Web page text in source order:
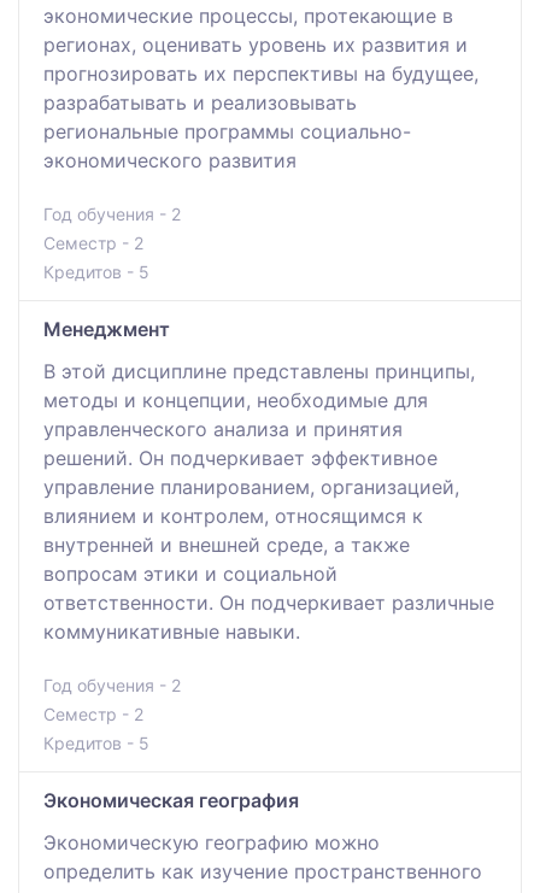
экономические процессы, протекающие в
регионах, оценивать уровень их развития и
прогнозировать их перспективы на будущее,
разрабатывать и реализовывать
региональные программы социально-
экономического развития
Год обучения - 2
Семестр - 2
Кредитов - 5
Менеджмент
В этой дисциплине представлены принципы,
методы и концепции, необходимые для
управленческого анализа и принятия
решений. Он подчеркивает эффективное
управление планированием, организацией,
влиянием и контролем, относящимся к
внутренней и внешней среде, а также
вопросам этики и социальной
ответственности. Он подчеркивает различные
коммуникативные навыки.
Год обучения - 2
Семестр - 2
Кредитов - 5
Экономическая география
Экономическую географию можно
определить как изучение пространственного